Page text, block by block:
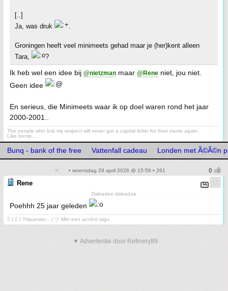
[..]
Ja, was druk
.
Groningen heeft veel minimeets gehad maar je (her)kent alleen
Tara,
?
Ik heb wel een idee bij @nietzman maar @Rene niet, jou niet.
Geen idee
En serieus, die Minimeets waar ik op doel waren rond het jaar
2000-2001..
The people who lost my respect will never get a capital letter for their name again.
Like trump...
Bunq - bank of the free Vattenfall cadeau Londen met Ã©Ã©n
• woensdag 29 april 2026 @ 15:56 • 261
Rene
Dabadee dabadaa
Poehhh 25 jaar geleden
 | ❤ | Triquester... | ツ Met een accént aigu
▼ Advertentie door Refinery89